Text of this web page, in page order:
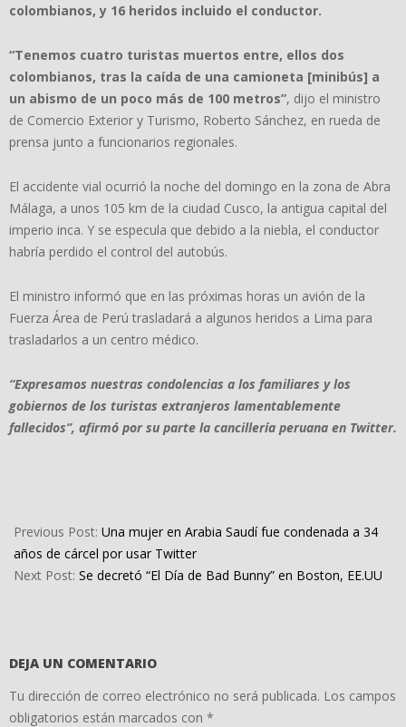
colombianos, y 16 heridos incluido el conductor.
“Tenemos cuatro turistas muertos entre, ellos dos
colombianos, tras la caída de una camioneta [minibús] a
un abismo de un poco más de 100 metros”, dijo el ministro
de Comercio Exterior y Turismo, Roberto Sánchez, en rueda de
prensa junto a funcionarios regionales.
El accidente vial ocurrió la noche del domingo en la zona de Abra
Málaga, a unos 105 km de la ciudad Cusco, la antigua capital del
imperio inca. Y se especula que debido a la niebla, el conductor
habría perdido el control del autobús.
El ministro informó que en las próximas horas un avión de la
Fuerza Área de Perú trasladará a algunos heridos a Lima para
trasladarlos a un centro médico.
“Expresamos nuestras condolencias a los familiares y los
gobiernos de los turistas extranjeros lamentablemente
fallecidos”, afirmó por su parte la cancillería peruana en Twitter.
08-
22
Previous Post: Una mujer en Arabia Saudí fue condenada a 34
años de cárcel por usar Twitter
Next Post: Se decretó “El Día de Bad Bunny” en Boston, EE.UU
DEJA UN COMENTARIO
Tu dirección de correo electrónico no será publicada. Los campos
obligatorios están marcados con *